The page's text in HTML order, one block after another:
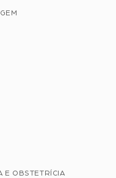
E OBSTETRÍCIA